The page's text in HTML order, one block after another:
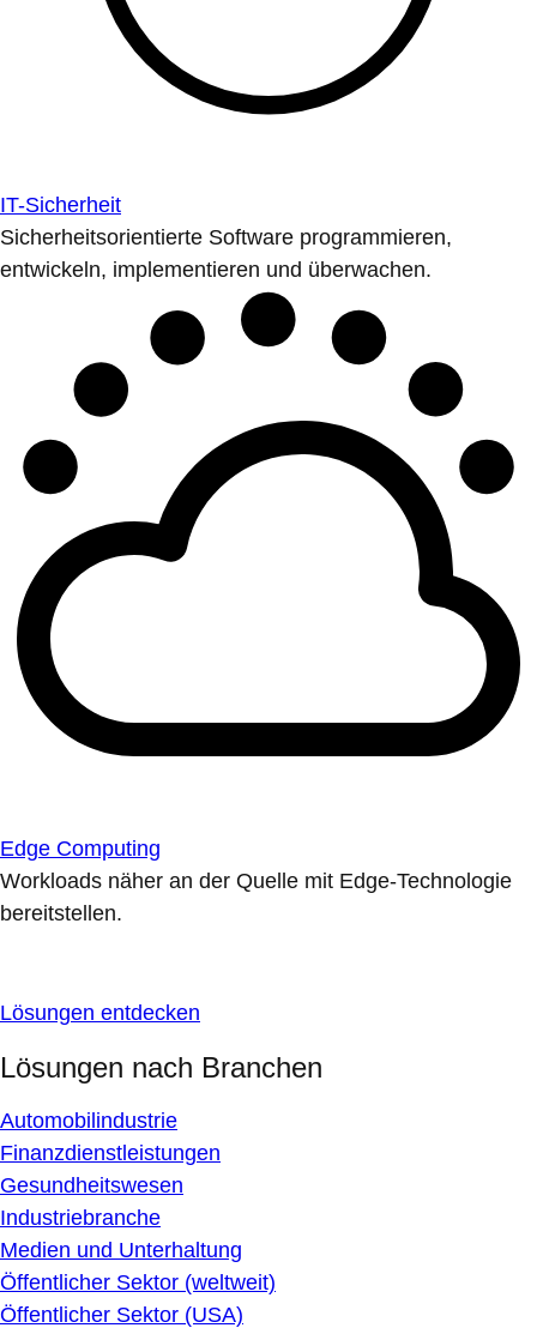
IT-Sicherheit
Sicherheitsorientierte Software programmieren,
entwickeln, implementieren und überwachen.
Edge Computing
Workloads näher an der Quelle mit Edge-Technologie
bereitstellen.
Lösungen entdecken
Lösungen nach Branchen
Automobilindustrie
Finanzdienstleistungen
Gesundheitswesen
Industriebranche
Medien und Unterhaltung
Öffentlicher Sektor (weltweit)
Öffentlicher Sektor (USA)